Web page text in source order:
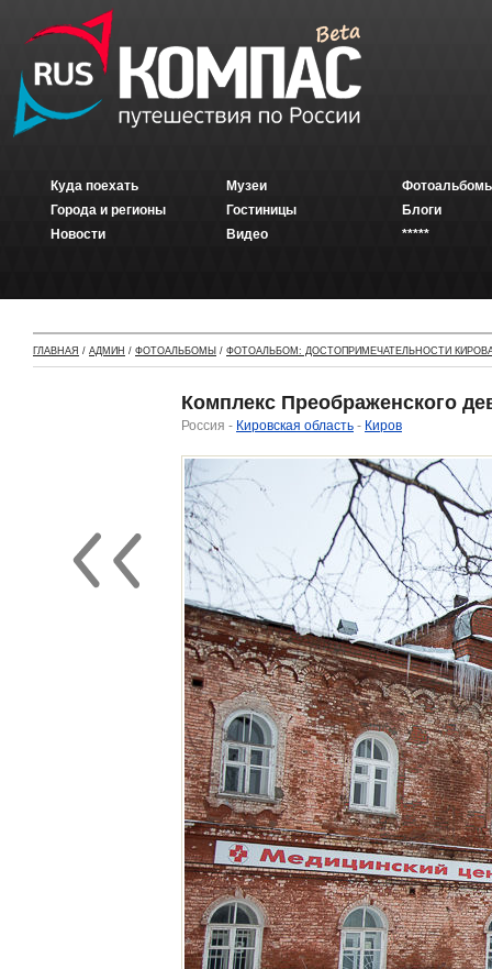
Куда поехать
Города и регионы
Новости
Музеи
Гостиницы
Видео
Блоги
*****
ГЛАВНАЯ / АДМИН / ФОТОАЛЬБОМЫ / ФОТОАЛЬБОМ: ДОСТОПРИМЕЧАТЕЛЬНОСТИ
Комплекс Преображенского
Россия - Кировская область - Киров